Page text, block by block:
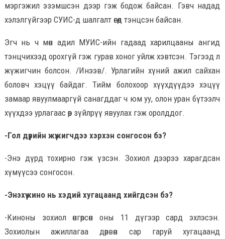
мэргэжил эзэмшсэн дээр гэж бодож байсан. Гэвч надад
хэлэлгүйгээр СУИС-д шалгалт өгөөд тэнцсэн байсан.
Эгч нь ч мөн адил МУИС-ийн гадаад харилцааны ангид
тэнцчихээд орохгүй гэж гурав хоног уйлж хэвтсэн. Тэгээд л
жүжигчин болсон. /Инээв/. Урлагийн хүний ажил сайхан
боловч хэцүү байдаг. Тийм болохоор хүүхдүүдээ хэцүү
замаар явуулмааргүй санагддаг ч юм уу, олон уран бүтээлч
хүүхдээ урлагаас өөр зүйлрүү явуулах гэж оролддог.
-Гол дүрийн жүжигчдээ хэрхэн сонгосон бэ?
-Энэ дүрд тохирно гэж үзсэн. Зохиол дээрээ харагдсан
хүмүүсээ сонгосон.
-Энэхүү кино нь хэдий хугацаанд хийгдсэн бэ?
-Киноны зохиол өнгөрсөн оны 11 дүгээр сард эхлэсэн.
Зохиолын ажиллагаа дөрвөн сар гаруй хугацаанд